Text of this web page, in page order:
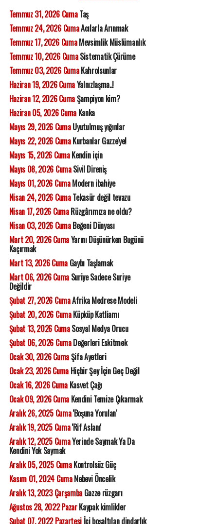
Temmuz 31, 2026 CumaTaş
Temmuz 24, 2026 CumaAcılarla Arınmak
Temmuz 17, 2026 CumaMevsimlik Müslümanlık
Temmuz 10, 2026 CumaSistematik Çürüme
Temmuz 03, 2026 CumaKahrolsunlar
Haziran 19, 2026 CumaYalnızlaşma..!
Haziran 12, 2026 CumaŞampiyon kim?
Haziran 05, 2026 CumaKanka
Mayıs 29, 2026 CumaUyutulmuş yığınlar
Mayıs 22, 2026 CumaKurbanlar Gazze'ye!
Mayıs 15, 2026 CumaKendin için
Mayıs 08, 2026 CumaSivil Direniş
Mayıs 01, 2026 CumaModern ibahiye
Nisan 24, 2026 CumaTekasür değil tevazu
Nisan 17, 2026 CumaRüzgârımıza ne oldu?
Nisan 03, 2026 CumaBeğeni Dünyası
Mart 20, 2026 CumaYarını Düşünürken Bugünü
Kaçırmak
Mart 13, 2026 CumaGaybı Taşlamak
Mart 06, 2026 CumaSuriye Sadece Suriye
Değildir
Şubat 27, 2026 CumaAfrika Medrese Modeli
Şubat 20, 2026 CumaKüpküp Katliamı
Şubat 13, 2026 CumaSosyal Medya Orucu
Şubat 06, 2026 CumaDeğerleri Eskitmek
Ocak 30, 2026 CumaŞifa Ayetleri
Ocak 23, 2026 CumaHiçbir Şey İçin Geç Değil
Ocak 16, 2026 CumaKasvet Çağı
Ocak 09, 2026 CumaKendini Temize Çıkarmak
Aralık 26, 2025 Cuma'Boşuna Yorulan'
Aralık 19, 2025 Cuma'Rif Aslanı'
Aralık 12, 2025 CumaYerinde Saymak Ya Da
Kendini Yok Saymak
Aralık 05, 2025 CumaKontrolsüz Güç
Kasım 01, 2024 CumaNebevi Öncelik
Aralık 13, 2023 ÇarşambaGazze rüzgarı
Ağustos 28, 2022 PazarKaypak kimlikler
Şubat 07, 2022 Pazartesiİçi boşaltılan dindarlık